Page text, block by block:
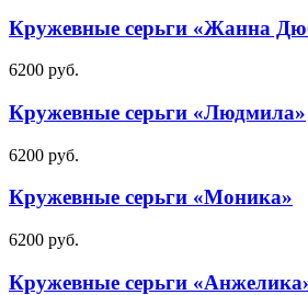
Кружевные серьги «Жанна
6200 руб.
Кружевные серьги «Людмила»
6200 руб.
Кружевные серьги «Моника»
6200 руб.
Кружевные серьги